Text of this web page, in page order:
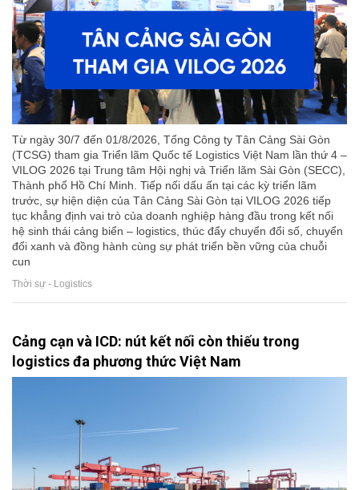
Từ ngày 30/7 đến 01/8/2026, Tổng Công ty Tân Cảng Sài Gòn
(TCSG) tham gia Triển lãm Quốc tế Logistics Việt Nam lần thứ 4 –
VILOG 2026 tại Trung tâm Hội nghị và Triển lãm Sài Gòn (SECC),
Thành phố Hồ Chí Minh. Tiếp nối dấu ấn tại các kỳ triển lãm
trước, sự hiện diện của Tân Cảng Sài Gòn tại VILOG 2026 tiếp
tục khẳng định vai trò của doanh nghiệp hàng đầu trong kết nối
hệ sinh thái cảng biển – logistics, thúc đẩy chuyển đổi số, chuyển
đổi xanh và đồng hành cùng sự phát triển bền vững của chuỗi
cun
Thời sự - Logistics
Cảng cạn và ICD: nút kết nối còn thiếu trong
logistics đa phương thức Việt Nam